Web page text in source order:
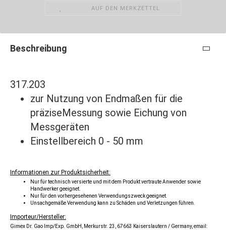
AUF DEN MERKZETTEL
Beschreibung
317.203
zur Nutzung von Endmaßen für die
präziseMessung sowie Eichung von
Messgeräten
Einstellbereich 0 - 50 mm
Informationen zur Produktsicherheit:
Nur für technisch versierte und mit dem Produkt vertraute Anwender sowie
Handwerker geeignet.
Nur für den vorhergesehenen Verwendungszweck geeignet.
Unsachgemäße Verwendung kann zu Schäden und Verletzungen führen.
Importeur/Hersteller:
Gimex Dr. Gao Imp/Exp. GmbH, Merkurstr. 23, 67663 Kaiserslautern / Germany, email: